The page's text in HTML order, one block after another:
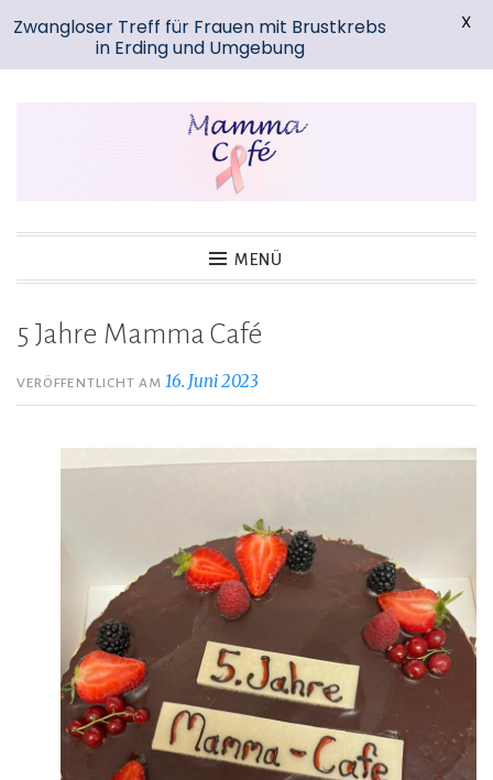
Mamma-Cafe-Erding
MENÜ
5 Jahre Mamma Café
VERÖFFENTLICHT AM16. Juni 2023
Zwangloser Treff für Frauen mit Brustkrebs
in Erding und Umgebung
X